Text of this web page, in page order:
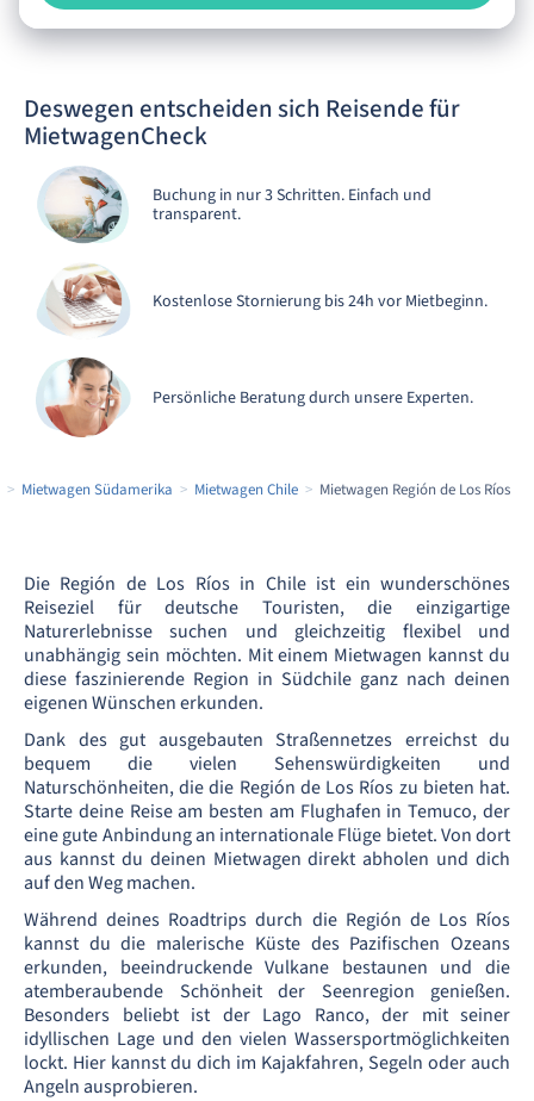
Deswegen entscheiden sich Reisende für
MietwagenCheck
Buchung in nur 3 Schritten. Einfach und
transparent.
Kostenlose Stornierung bis 24h vor Mietbeginn.
Persönliche Beratung durch unsere Experten.
Mietwagen Südamerika Mietwagen Chile Mietwagen Región de Los Ríos
Die Región de Los Ríos in Chile ist ein wunderschönes
Reiseziel für deutsche Touristen, die einzigartige
Naturerlebnisse suchen und gleichzeitig flexibel und
unabhängig sein möchten. Mit einem Mietwagen kannst du
diese faszinierende Region in Südchile ganz nach deinen
eigenen Wünschen erkunden.
Dank des gut ausgebauten Straßennetzes erreichst du
bequem die vielen Sehenswürdigkeiten und
Naturschönheiten, die die Región de Los Ríos zu bieten hat.
Starte deine Reise am besten am Flughafen in Temuco, der
eine gute Anbindung an internationale Flüge bietet. Von dort
aus kannst du deinen Mietwagen direkt abholen und dich
auf den Weg machen.
Während deines Roadtrips durch die Región de Los Ríos
kannst du die malerische Küste des Pazifischen Ozeans
erkunden, beeindruckende Vulkane bestaunen und die
atemberaubende Schönheit der Seenregion genießen.
Besonders beliebt ist der Lago Ranco, der mit seiner
idyllischen Lage und den vielen Wassersportmöglichkeiten
lockt. Hier kannst du dich im Kajakfahren, Segeln oder auch
Angeln ausprobieren.